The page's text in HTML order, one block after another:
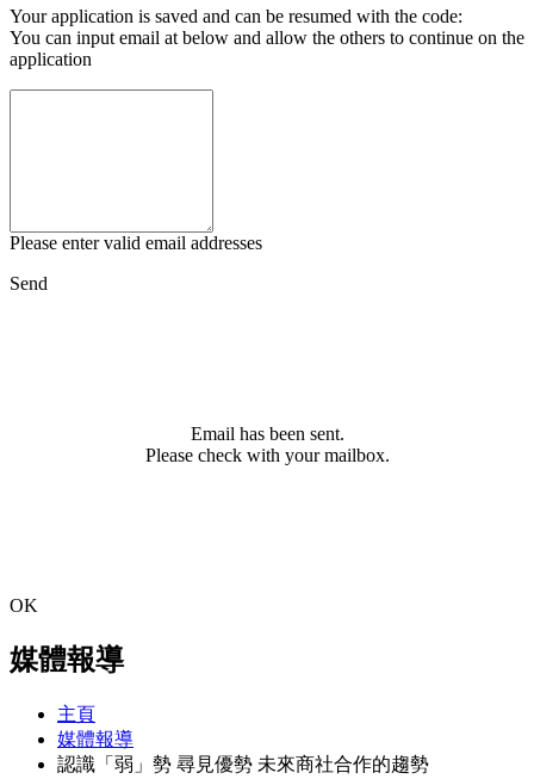
Your application is saved and can be resumed with the code:
You can input email at below and allow the others to continue on the
application
Please enter valid email addresses
Send
Email has been sent.
Please check with your mailbox.
OK
媒體報導
主頁
媒體報導
認識「弱」勢 尋見優勢 未來商社合作的趨勢